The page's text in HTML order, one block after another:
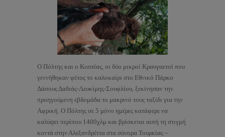
Ο Πόλτης και ο Κισσέας, οι δύο μικροί Κραυγαετοί που
γεννήθηκαν φέτος το καλοκαίρι στο Εθνικό Πάρκο
Δάσους Δαδιάς-Λευκίμης-Σουφλίου, ξεκίνησαν την
προηγούμενη εβδομάδα το μακρινό τους ταξίδι για την
Αφρική. Ο Πόλτης σε 5 μόνο ημέρες κατάφερε να
καλύψει περίπου 1400χλμ και βρίσκεται αυτή τη στιγμή
κοντά στην Αλεξανδρέττα στα σύνορα Τουρκίας –